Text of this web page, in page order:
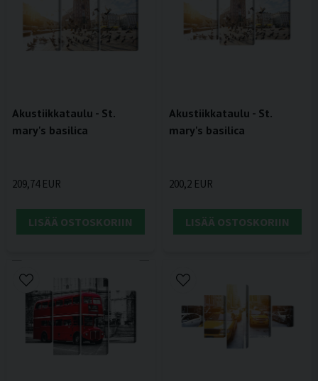
Akustiikkataulu - St.
mary's basilica
209,74 EUR
LISÄÄ OSTOSKORIIN
Akustiikkataulu - St.
mary's basilica
200,2 EUR
LISÄÄ OSTOSKORIIN